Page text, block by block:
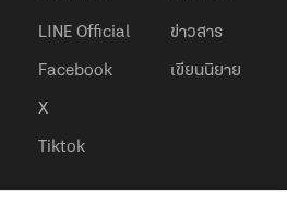
LINE Official
Facebook
X
Tiktok
ข่าวสาร
เขียนนิยาย